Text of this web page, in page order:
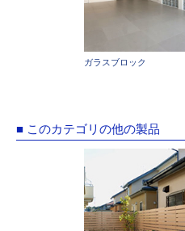
ガラスブロック
■ このカテゴリの他の製品